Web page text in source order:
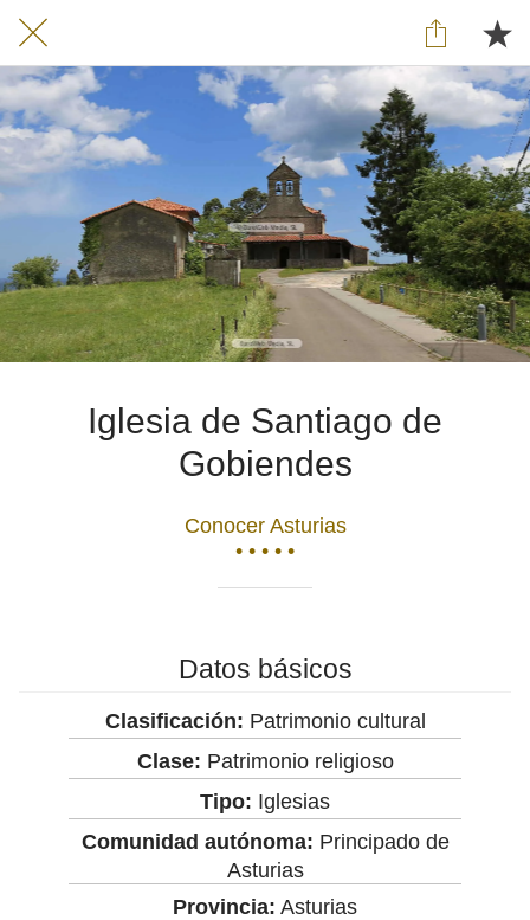
Iglesia de Santiago de
Gobiendes
Conocer Asturias
• • • • •
Datos básicos
Clasificación: Patrimonio cultural
Clase: Patrimonio religioso
Tipo: Iglesias
Comunidad autónoma: Principado de
Asturias
Provincia: Asturias